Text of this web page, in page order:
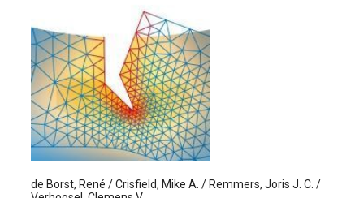
Werben
Service
Für Autor:innen
Verlag
Sprache / Language: DE Sprache / Language: EN
de Borst, René / Crisfield, Mike A. / Remmers, Joris J. C. /